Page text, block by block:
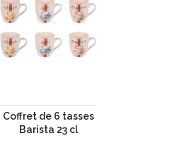
Coffret de 6 tasses
Barista 23 cl